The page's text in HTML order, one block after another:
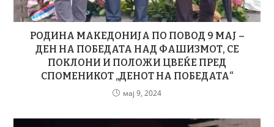
РОДИНА МАКЕДОНИЈА ПО ПОВОД 9 МАЈ –
ДЕН НА ПОБЕДАТА НАД ФАШИЗМОТ, СЕ
ПОКЛОНИ И ПОЛОЖИ ЦВЕЌЕ ПРЕД
СПОМЕНИКОТ „ДЕНОТ НА ПОБЕДАТА“
мај 9, 2024